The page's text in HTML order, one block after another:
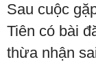
Sau cuộc
Tiên có bài
thừa nhận